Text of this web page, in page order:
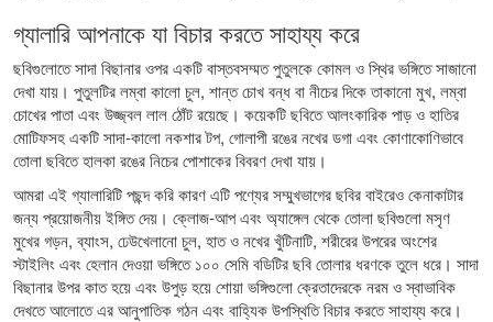
গ্যালারি আপনাকে যা বিচার করতে সাহায্য করে
ছবিগুলোতে সাদা বিছানার ওপর একটি বাস্তবসম্মত পুতুলকে কোমল ও স্থির ভঙ্গিতে সাজানো
দেখা যায়। পুতুলটির লম্বা কালো চুল, শান্ত চোখ বন্ধ বা নীচের দিকে তাকানো মুখ, লম্বা
চোখের পাতা এবং উজ্জ্বল লাল ঠোঁট রয়েছে। কয়েকটি ছবিতে আলংকারিক পাড় ও হাতির
মোটিফসহ একটি সাদা-কালো নকশার টপ, গোলাপী রঙের নখের ডগা এবং কোণাকোণিভাবে
তোলা ছবিতে হালকা রঙের নিচের পোশাকের বিবরণ দেখা যায়।
আমরা এই গ্যালারিটি পছন্দ করি কারণ এটি পণ্যের সম্মুখভাগের ছবির বাইরেও কেনাকাটার
জন্য প্রয়োজনীয় ইঙ্গিত দেয়। ক্লোজ-আপ এবং অ্যাঙ্গেল থেকে তোলা ছবিগুলো মসৃণ
মুখের গড়ন, ব্যাংস, ঢেউখেলানো চুল, হাত ও নখের খুঁটিনাটি, শরীরের উপরের অংশের
স্টাইলিং এবং হেলান দেওয়া ভঙ্গিতে ১০০ সেমি বডিটির ছবি তোলার ধরণকে তুলে ধরে। সাদা
বিছানার উপর কাত হয়ে এবং উপুড় হয়ে শোয়া ভঙ্গিগুলো ক্রেতাদেরকে নরম ও স্বাভাবিক
দেখতে আলোতে এর আনুপাতিক গঠন এবং বাহ্যিক উপস্থিতি বিচার করতে সাহায্য করে।